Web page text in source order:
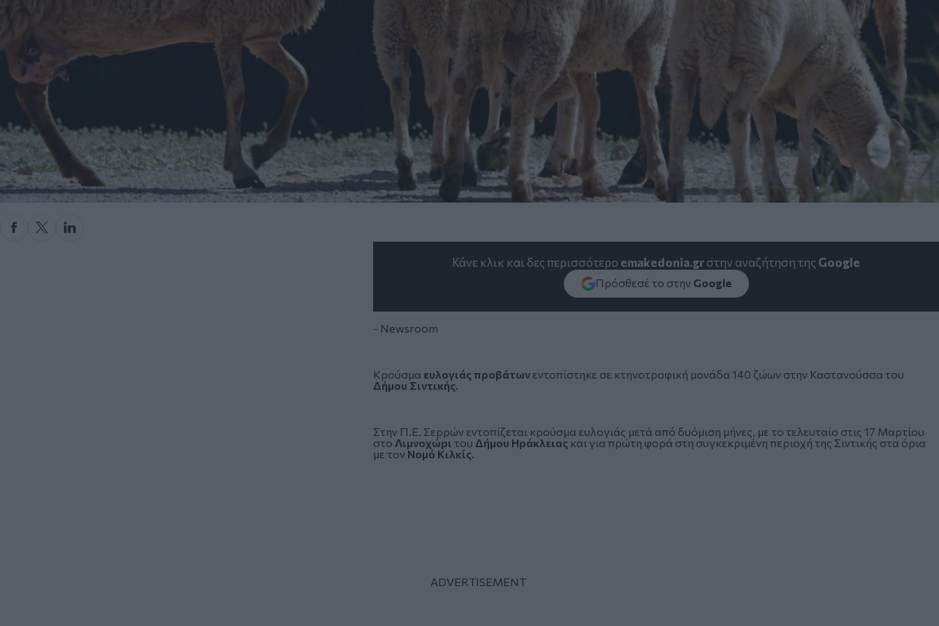
Κάνε κλικ και δες περισσότερο emakedonia.grστην αναζήτηση της Google
Πρόσθεσέ το στην Google
- Newsroom
Κρούσμα ευλογιάς προβάτων εντοπίστηκε σε κτηνοτροφική μονάδα 140 ζώων στην Καστανούσσα του
Δήμου Σιντικής.
Στην Π.Ε. Σερρών εντοπίζεται κρούσμα ευλογιάς μετά από δυόμιση μήνες, με το τελευταίο στις 17 Μαρτίου
στο Λιμνοχώρι του Δήμου Ηράκλειας και για πρώτη φορά στη συγκεκριμένη περιοχή της Σιντικής στα όρια
με τον Νομό Κιλκίς.